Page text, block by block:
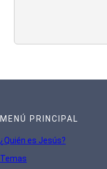
MENÚ PRINCIPAL
¿Quién es Jesús?
Temas